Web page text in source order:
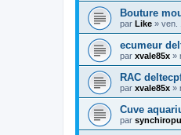
Bouture
par Like » ven.
ecumeur
par xvale85x »
RAC
par xvale85x »
Cuve
par